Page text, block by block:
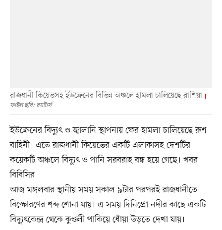
রাজধানী কিয়েভসহ ইউক্রেনের বিভিন্ন অঞ্চলে হামলা চালিয়েছে রাশিয়া
ফাইল ছবি: রয়টার্স
ইউক্রেনের বিদ্যুৎ ও জ্বালানি স্থাপনায় ফের হামলা চালিয়েছে রুশ
বাহিনী। এতে রাজধানী কিয়েভের একটি এলাকাসহ দেশটির
কয়েকটি অঞ্চলে বিদ্যুৎ ও পানি সরবরাহ বন্ধ হয়ে গেছে। খবর
বিবিসির
আজ মঙ্গলবার স্থানীয় সময় সকাল ৯টার পরপরই রাজধানীতে
বিস্ফোরণের শব্দ শোনা যায়। এ সময় দিনিপ্রো নদীর কাছে একটি
বিদ্যুৎকেন্দ্র থেকে কুণ্ডলী পাকিয়ে ধোঁয়া উড়তে দেখা যায়।